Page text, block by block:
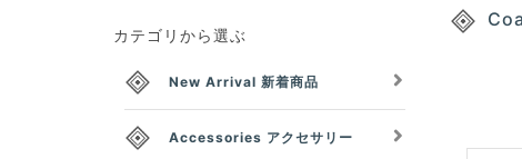
カテゴリから選ぶ
New Arrival 新着商品
Accessories アクセサリー